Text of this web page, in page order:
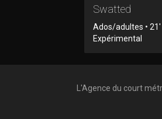
Swatted
Ados/adultes • 21'
Expérimental
L'Agence du court